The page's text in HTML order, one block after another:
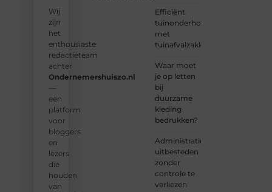
Wij
zijn
het
enthousiaste
redactieteam
achter
Ondernemershuiszo.nl
—
een
platform
voor
bloggers
en
lezers
die
houden
van
Efficiënt
tuinonderhoud
met
tuinafvalzakken
Waar moet
je op letten
bij
duurzame
kleding
bedrukken?
Administratie
uitbesteden
zonder
controle te
verliezen